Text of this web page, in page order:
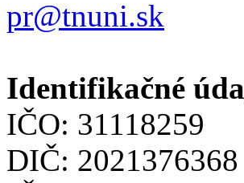
pr@tnuni.sk
Identifikačné
IČO: 31118259
DIČ: 2021376368